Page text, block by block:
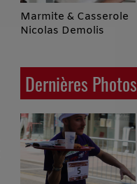
Marmite & Casserole
Nicolas Demolis
Dernières Photos